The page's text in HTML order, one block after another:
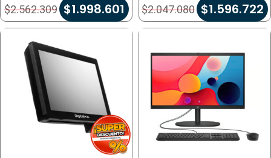
$2.562.309 $1.998.601 $2.047.080 $1.596.722